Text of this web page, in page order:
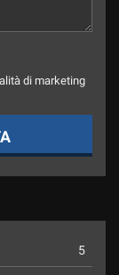
di marketing
5